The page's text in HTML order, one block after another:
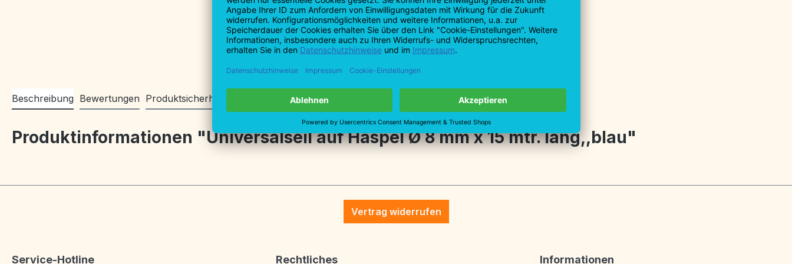
T: +49 7161 99930-0
F: +49 7161 99930-40
info@profibau.de
Beschreibung Bewertungen Produktsicherheitsinformationen
Produktinformationen "Universalseil auf Haspel Ø 8 mm x 15 mtr. lang,,blau"
Vertrag widerrufen
Service-Hotline Rechtliches Informationen